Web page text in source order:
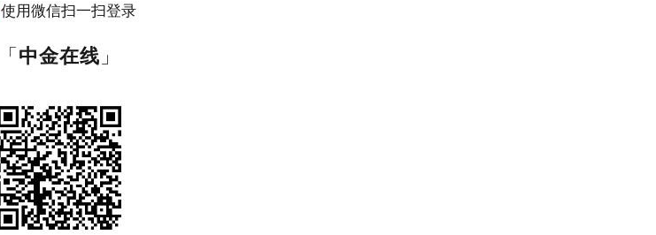
使用微信扫一扫登录
「中金在线 」